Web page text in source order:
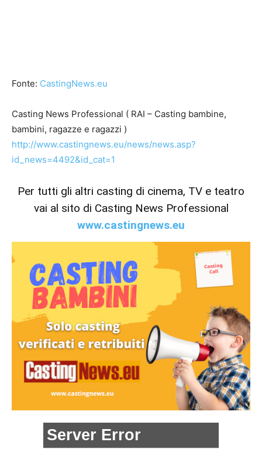
Fonte: CastingNews.eu
Casting News Professional ( RAI – Casting bambine,
bambini, ragazze e ragazzi )
http://www.castingnews.eu/news/news.asp?
id_news=4492&id_cat=1
Per tutti gli altri casting di cinema, TV e teatro
vai al sito di Casting News Professional
www.castingnews.eu